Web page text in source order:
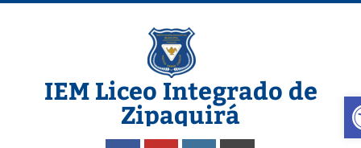
Saltar
IEM Liceo Integrado de
Zipaquirá
Pagina del Liceo Integrado Zipaquira